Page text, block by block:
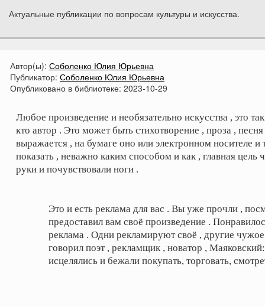
Актуальные публикации по вопросам культуры и искусства.
Автор(ы): Соболенко Юлия Юрьевна
Публикатор: Соболенко Юлия Юрьевна
Опубликовано в библиотеке: 2023-10-29
Любое произведение и необязательно искусства , это
кто автор . Это может быть стихотворение , проза ,
выражается , на бумаге оно или электронном носителе и
показать , неважно каким способом и как , главная
руки и почувствовали ноги .
Это и есть реклама для вас . Вы уже прочли ,
предоставил вам своё произведение .
реклама . Одни рекламируют своё , другие
говорил поэт , рекламщик , новатор ,
исцелялись и бежали покупать, торговать,